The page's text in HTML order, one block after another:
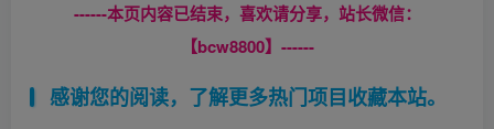
------本页内容已结束，喜欢请分享，站长微信：
【bcw8800】------
感谢您的阅读，了解更多热门项目收藏本站。